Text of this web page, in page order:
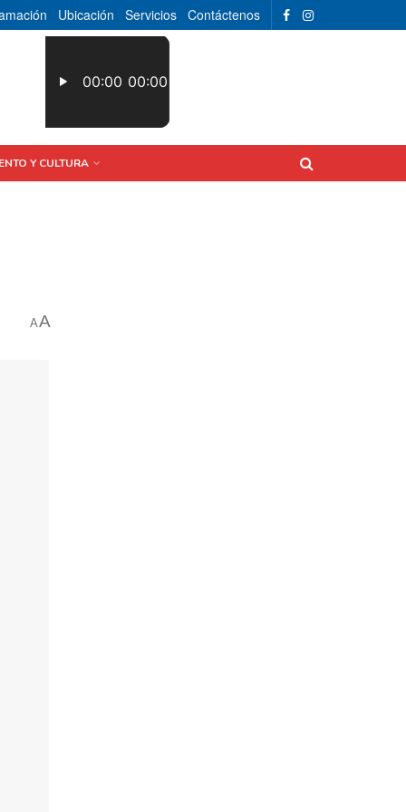
Ubicación Servicios Contáctenos
Y CULTURA
AA